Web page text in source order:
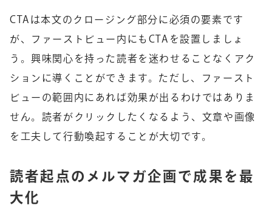
CTAは本文のクロージング部分に必須の要素です
が、ファーストビュー内にもCTAを設置しましょ
う。興味関心を持った読者を迷わせることなくアク
ションに導くことができます。ただし、ファースト
ビューの範囲内にあれば効果が出るわけではありま
せん。読者がクリックしたくなるよう、文章や画像
を工夫して行動喚起することが大切です。
読者起点のメルマガ企画で成果を最
大化